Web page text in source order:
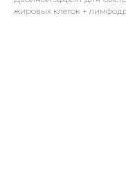
жировых клеток +